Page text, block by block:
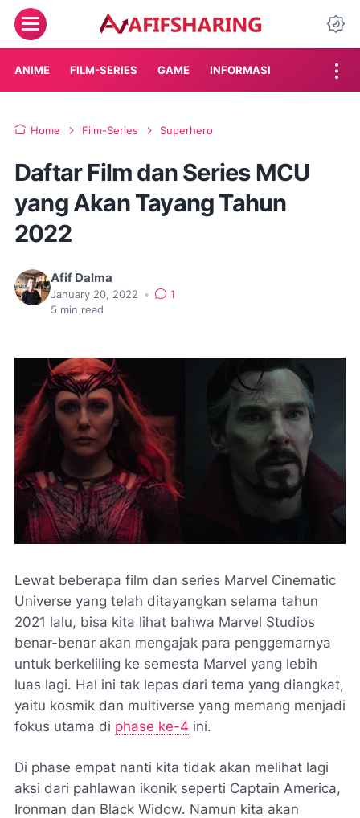
Menu
ANIME FILM-SERIES GAME INFORMASI
Home Film-Series Superhero
Daftar Film dan Series MCU
yang Akan Tayang Tahun
2022
Afif Dalma
January 20, 2022 •
1
5 min read
Lewat beberapa film dan series Marvel Cinematic
Universe yang telah ditayangkan selama tahun
2021 lalu, bisa kita lihat bahwa Marvel Studios
benar-benar akan mengajak para penggemarnya
untuk berkeliling ke semesta Marvel yang lebih
luas lagi. Hal ini tak lepas dari tema yang diangkat,
yaitu kosmik dan multiverse yang memang menjadi
fokus utama di phase ke-4 ini.
Di phase empat nanti kita tidak akan melihat lagi
aksi dari pahlawan ikonik seperti Captain America,
Ironman dan Black Widow. Namun kita akan